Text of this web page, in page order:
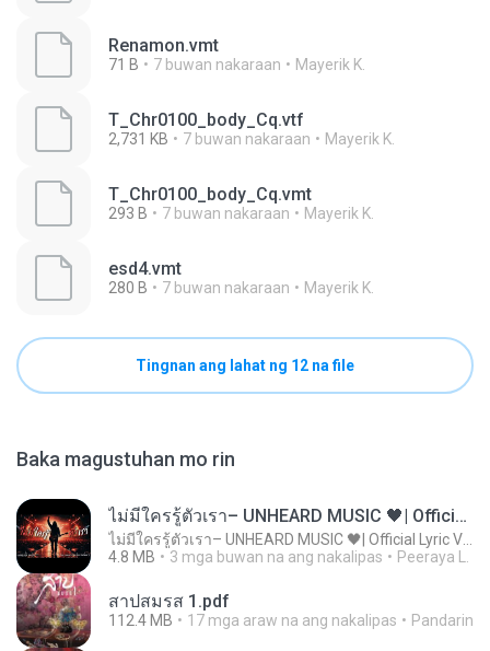
Renamon.vmt
71 B 7 buwan nakaraan Mayerik K.
T_Chr0100_body_Cq.vtf
2,731 KB 7 buwan nakaraan Mayerik K.
T_Chr0100_body_Cq.vmt
293 B 7 buwan nakaraan Mayerik K.
esd4.vmt
280 B 7 buwan nakaraan Mayerik K.
Tingnan ang lahat ng 12 na file
Baka magustuhan mo rin
ไม่มีใครรู้ตัวเรา– UNHEARD MUSIC 🖤| Official Lyric Video | เพลงสู้ชีวิต
4.8 MB
3 mga buwan na ang nakalipas Peeraya L.
สาปสมรส 1.pdf
112.4 MB 17 mga araw na ang nakalipas Pandarin